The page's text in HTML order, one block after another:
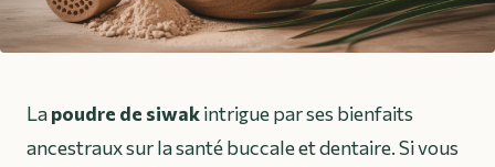
Lapoudre de siwakintrigue par ses bienfaits
ancestraux sur la santé buccale et dentaire. Si vous